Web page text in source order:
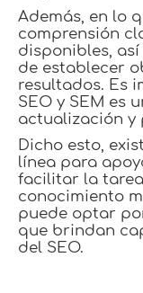
Además, en lo
comprensión
disponibles,
de establecer
resultados. Es
SEO y SEM es
actualización y
Dicho esto,
línea para
facilitar la
conocimiento
puede optar
que brindan
del SEO.